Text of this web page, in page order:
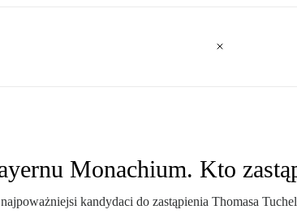
Monachium. Kto
kandydaci do zastąpienia Thomasa